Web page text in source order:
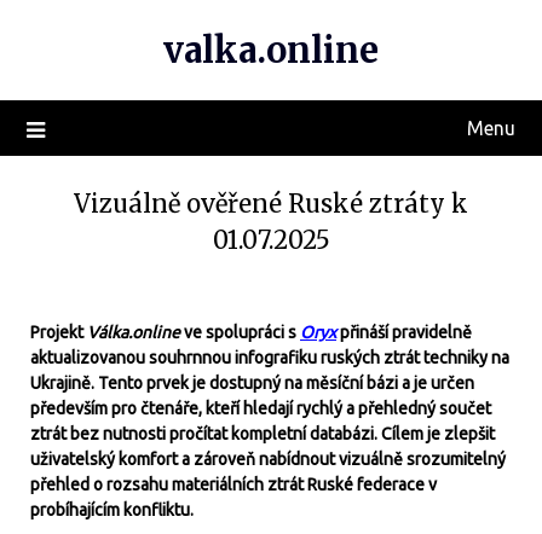
valka.online
Menu
Vizuálně ověřené Ruské ztráty k
01.07.2025
Projekt Válka.onlineve spolupráci s Oryxpřináší pravidelně
aktualizovanou souhrnnou infografiku ruských ztrát techniky na
Ukrajině. Tento prvek je dostupný na měsíční bázi a je určen
především pro čtenáře, kteří hledají rychlý a přehledný součet
ztrát bez nutnosti pročítat kompletní databázi. Cílem je zlepšit
uživatelský komfort a zároveň nabídnout vizuálně srozumitelný
přehled o rozsahu materiálních ztrát Ruské federace v
probíhajícím konfliktu.